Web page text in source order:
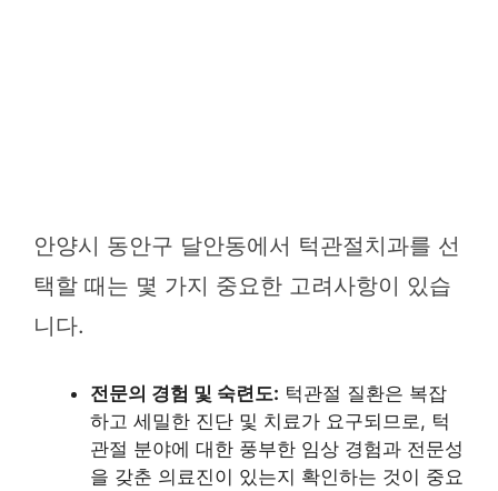
안양시 동안구 달안동에서 턱관절치과를 선
택할 때는 몇 가지 중요한 고려사항이 있습
니다.
전문의 경험 및 숙련도: 턱관절 질환은 복잡
하고 세밀한 진단 및 치료가 요구되므로, 턱
관절 분야에 대한 풍부한 임상 경험과 전문성
을 갖춘 의료진이 있는지 확인하는 것이 중요